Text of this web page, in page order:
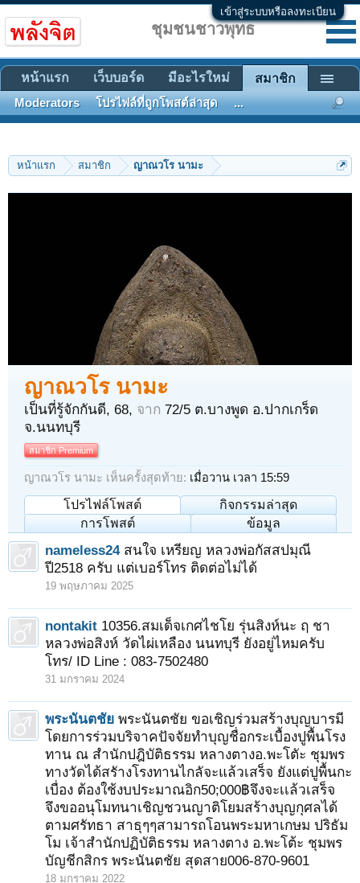
เข้าสู่ระบบหรือลงทะเบียน
หน้าแรก สมาชิก ญาณวโร นามะ
ญาณวโร นามะ
เป็นที่รู้จักกันดี, 68, จาก 72/5 ต.บางพูด อ.ปากเกร็ด
จ.นนทบุรี
สมาชิก Premium
ญาณวโร นามะ เห็นครั้งสุดท้าย: เมื่อวาน เวลา 15:59
โปรไฟล์โพสต์
กิจกรรมล่าสุด
การโพสต์
ข้อมูล
nameless24 สนใจ เหรียญ หลวงพ่อกัสสปมุณี
ปี2518 ครับ แต่เบอร์โทร ติดต่อไม่ได้
19 พฤษภาคม 2025
nontakit 10356.สมเด็จเกศไชโย รุ่นสิงห์นะ ฤ ชา
หลวงพ่อสิงห์ วัดไผ่เหลือง นนทบุรี ยังอยู่ไหมครับ
โทร/ ID Line : 083-7502480
31 มกราคม 2024
พระนันตชัย พระนันตชัย ขอเชิญร่วมสร้างบุญบารมี
โดยการร่วมบริจาคปัจจัยทำบุญชื่อกระเบื้องปูพื้นโรง
ทาน ณ สำนักปฎิบัติธรรม หลางตางอ.พะโตัะ ชุมพร
ทางวัดได้สรัางโรงทานไกลัจะแล้วเสร็จ ยังแต่ปูพื้นกะ
เบื่อง ต้องใช้งบประมาณอิก50;000฿จึงจะเเล้วเสร็จ
จึงขออนุโมทนาเชิญชวนญาติโยมสร้างบุญกุศลได้
ตามศรัทธา สาธุๆๆสามารถโอนพระมหาเกษม ปริธัม
โม เจ้าสำนักปฏิบัติธรรม หลางตาง อ.พะโต้ะ ชุมพร
บัญชีกสิกร พระนันตชัย สุดสาย006-870-9601
18 มกราคม 2022
ชุมชนชาวพุทธ
หน้าแรก เว็บบอร์ด มีอะไรใหม่ สมาชิก
Moderators โปรไฟล์ที่ถูกโพสต์ล่าสุด ...